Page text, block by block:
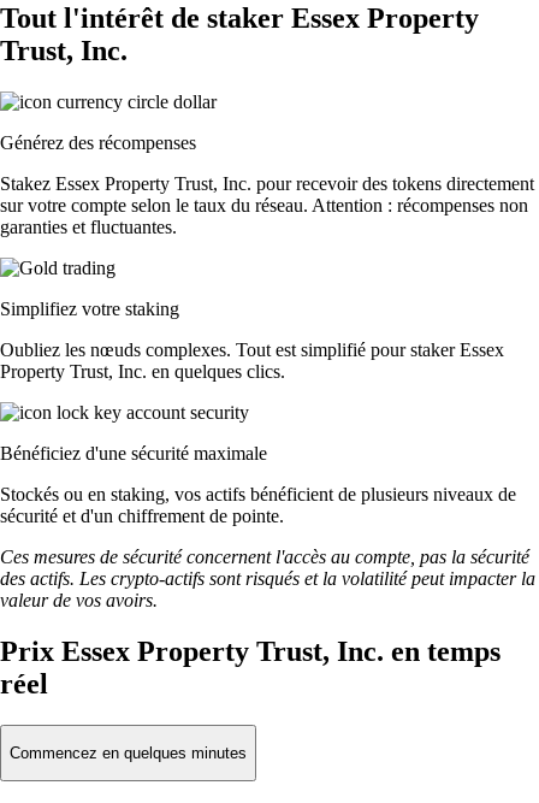
Tout l'intérêt de staker Essex Property
Trust, Inc.
Générez des récompenses
Stakez Essex Property Trust, Inc. pour recevoir des tokens directement
sur votre compte selon le taux du réseau. Attention : récompenses non
garanties et fluctuantes.
Simplifiez votre staking
Oubliez les nœuds complexes. Tout est simplifié pour staker Essex
Property Trust, Inc. en quelques clics.
Bénéficiez d'une sécurité maximale
Stockés ou en staking, vos actifs bénéficient de plusieurs niveaux de
sécurité et d'un chiffrement de pointe.
Ces mesures de sécurité concernent l'accès au compte, pas la sécurité
des actifs. Les crypto-actifs sont risqués et la volatilité peut impacter la
valeur de vos avoirs.
Prix Essex Property Trust, Inc. en temps
réel
Commencez en quelques minutes